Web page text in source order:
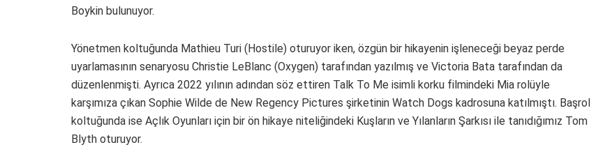
Boykin bulunuyor.
Yönetmen koltuğunda Mathieu Turi (Hostile) oturuyor iken, özgün bir hikayenin işleneceği beyaz perde
uyarlamasının senaryosu Christie LeBlanc (Oxygen) tarafından yazılmış ve Victoria Bata tarafından da
düzenlenmişti. Ayrıca 2022 yılının adından söz ettiren Talk To Me isimli korku filmindeki Mia rolüyle
karşımıza çıkan Sophie Wilde de New Regency Pictures şirketinin Watch Dogs kadrosuna katılmıştı. Başrol
koltuğunda ise Açlık Oyunları için bir ön hikaye niteliğindeki Kuşların ve Yılanların Şarkısı ile tanıdığımız Tom
Blyth oturuyor.